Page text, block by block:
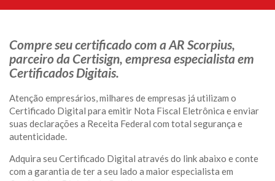
SEGUROS
BLOG
SUPORTE/CONTATO
Compre seu certificado com a AR Scorpius,
parceiro da Certisign, empresa especialista em
Certificados Digitais.
Atenção empresários, milhares de empresas já utilizam o
Certificado Digital para emitir Nota Fiscal Eletrônica e enviar
suas declarações a Receita Federal com total segurança e
autenticidade.
Adquira seu Certificado Digital através do link abaixo e conte
com a garantia de ter a seu lado a maior especialista em